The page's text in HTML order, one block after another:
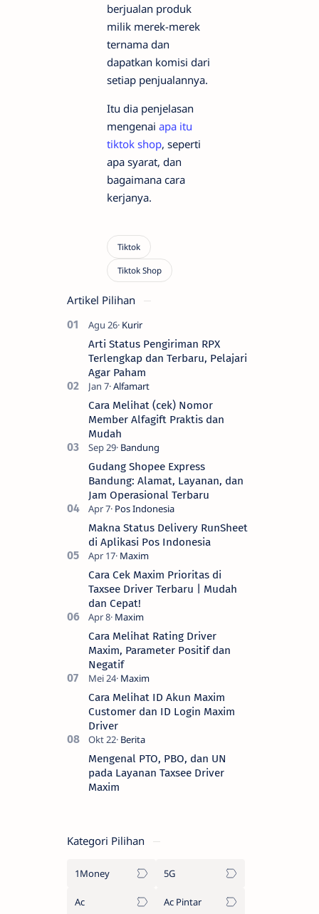
berjualan produk
milik merek-merek
ternama dan
dapatkan komisi dari
setiap penjualannya.
Itu dia penjelasan
mengenai apa itu
tiktok shop, seperti
apa syarat, dan
bagaimana cara
kerjanya.
Artikel Pilihan
Arti Status Pengiriman RPX
Terlengkap dan Terbaru, Pelajari
Agar Paham
Cara Melihat (cek) Nomor
Member Alfagift Praktis dan
Mudah
Gudang Shopee Express
Bandung: Alamat, Layanan, dan
Jam Operasional Terbaru
Makna Status Delivery RunSheet
di Aplikasi Pos Indonesia
Cara Cek Maxim Prioritas di
Taxsee Driver Terbaru | Mudah
dan Cepat!
Cara Melihat Rating Driver
Maxim, Parameter Positif dan
Negatif
Cara Melihat ID Akun Maxim
Customer dan ID Login Maxim
Driver
Mengenal PTO, PBO, dan UN
pada Layanan Taxsee Driver
Maxim
Kategori Pilihan
1Money 5G
Ac Ac Pintar